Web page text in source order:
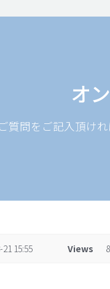
オ
ご質問をご記入頂け
15:55 Views